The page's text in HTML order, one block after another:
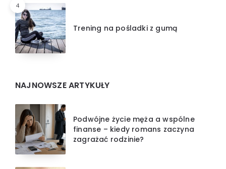
4
Trening na pośladki z gumą
NAJNOWSZE ARTYKUŁY
Podwójne życie męża a wspólne
finanse – kiedy romans zaczyna
zagrażać rodzinie?